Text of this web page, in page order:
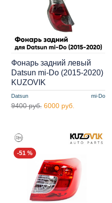
Datsun mi-Do
Фонарь задний левый
Datsun mi-Do (2015-2020)
KUZOVIK
9400 руб. 6000 руб.
-51 %